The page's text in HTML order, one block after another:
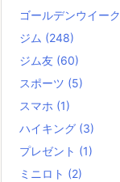
ゴールデンウイーク
ジム (248)
ジム友 (60)
スポーツ (5)
スマホ (1)
ハイキング (3)
プレゼント (1)
ミニロト (2)